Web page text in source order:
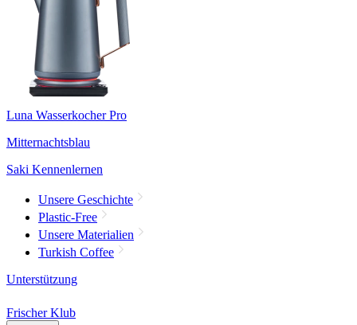
Luna Wasserkocher Pro
Mitternachtsblau
Saki Kennenlernen
Unsere Geschichte
Plastic-Free
Unsere Materialien
Turkish Coffee
Unterstützung
Frischer Klub